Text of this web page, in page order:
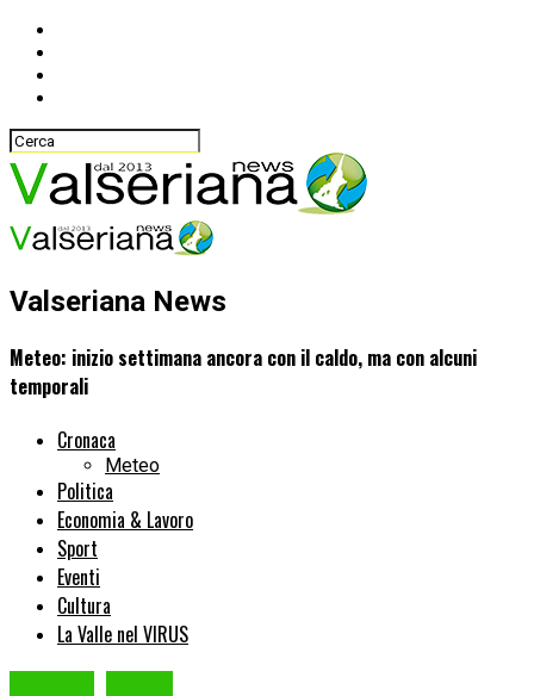
Valseriana News
Meteo: inizio settimana ancora con il caldo, ma con alcuni
temporali
Cronaca
Meteo
Politica
Economia & Lavoro
Sport
Eventi
Cultura
La Valle nel VIRUS